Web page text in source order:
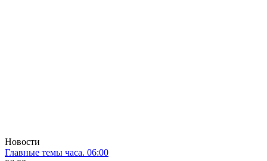
Новости
Главные темы часа. 06:00